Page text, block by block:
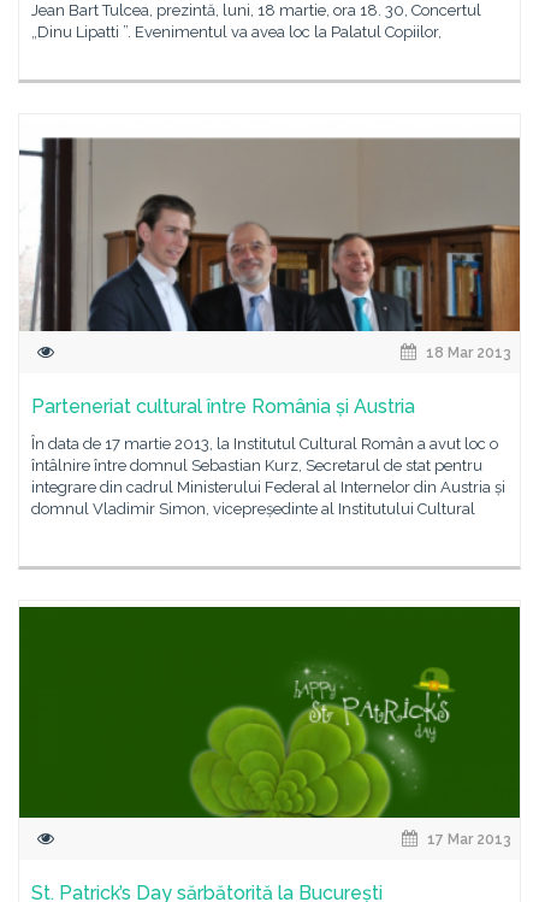
Jean Bart Tulcea, prezintă, luni, 18 martie, ora 18. 30, Concertul
„Dinu Lipatti ”. Evenimentul va avea loc la Palatul Copiilor,
18 Mar 2013
Parteneriat cultural între România și Austria
În data de 17 martie 2013, la Institutul Cultural Român a avut loc o
întâlnire între domnul Sebastian Kurz, Secretarul de stat pentru
integrare din cadrul Ministerului Federal al Internelor din Austria și
domnul Vladimir Simon, vicepreședinte al Institutului Cultural
17 Mar 2013
St. Patrick’s Day sărbătorită la București